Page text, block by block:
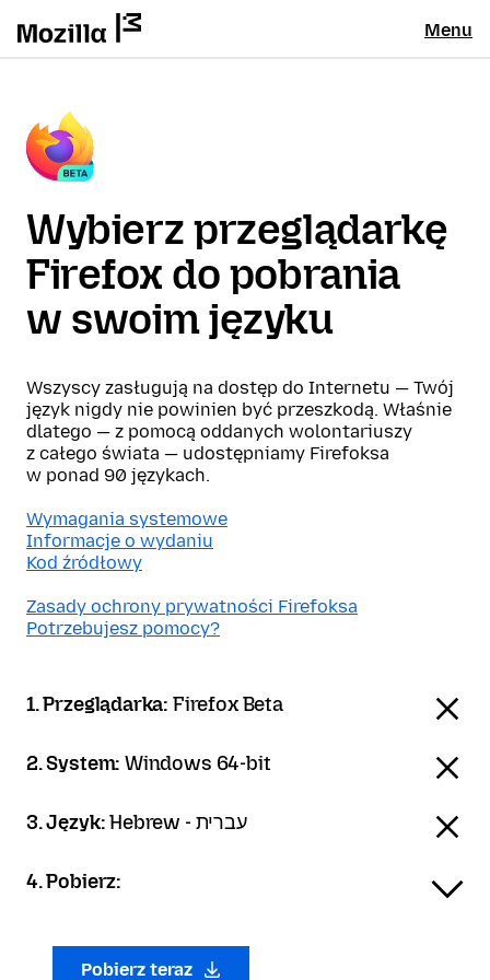
Menu
Wybierz przeglądarkę
Firefox do pobrania
w swoim języku
Wszyscy zasługują na dostęp do Internetu — Twój
język nigdy nie powinien być przeszkodą. Właśnie
dlatego — z pomocą oddanych wolontariuszy
z całego świata — udostępniamy Firefoksa
w ponad 90 językach.
Wymagania systemowe
Informacje o wydaniu
Kod źródłowy
Zasady ochrony prywatności Firefoksa
Potrzebujesz pomocy?
1. Przeglądarka: Firefox Beta
2. System:Windows 64-bit
3. Język: Hebrew - עברית
4. Pobierz:
Pobierz teraz